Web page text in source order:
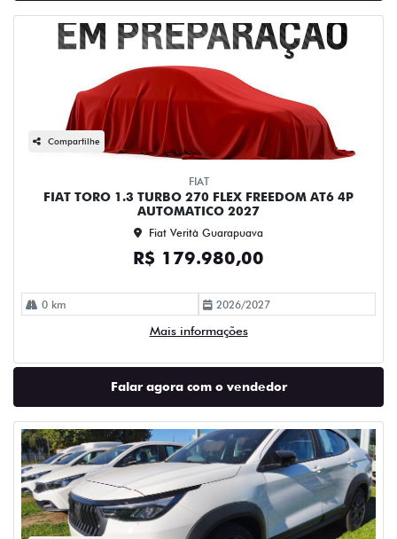
Compartilhe
FIAT
FIAT TORO 1.3 TURBO 270 FLEX FREEDOM AT6 4P
AUTOMATICO 2027
Fiat Verità Guarapuava
R$ 179.980,00
0 km 2026/2027
Mais informações
Falar agora com o vendedor